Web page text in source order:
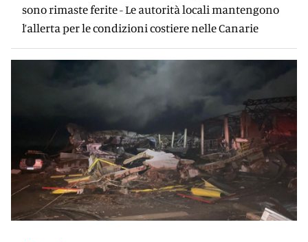
sono rimaste ferite - Le autorità locali mantengono
l’allerta per le condizioni costiere nelle Canarie